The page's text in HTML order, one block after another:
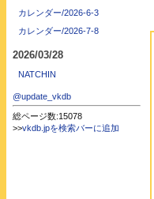
カレンダー/2026-6-3
カレンダー/2026-7-8
2026/03/28
NATCHIN
@update_vkdb
総ページ数:15078
>>vkdb.jpを検索バーに追加